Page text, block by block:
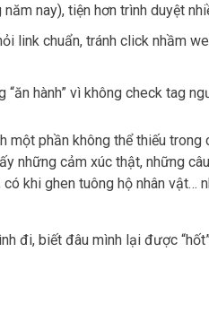
nay), tiện hơn trình duyệt
link chuẩn, tránh click nhầm
hành” vì không check tag
một phần không thể thiếu trong
những cảm xúc thật, những
khi ghen tuông hộ nhân vật…
đi, biết đâu mình lại được